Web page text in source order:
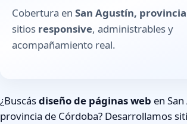
Cobertura en San Agustín,
sitios responsive, administrables y
acompañamiento real.
¿Buscásdiseño de páginas web en
provincia de Córdoba? Desarrollamos